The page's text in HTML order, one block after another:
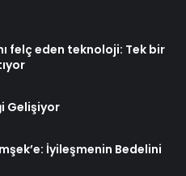
felç eden teknoloji: Tek bir
Gelişiyor
İyileşmenin Bedelini